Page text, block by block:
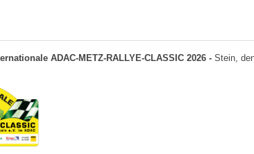
ADAC-METZ-RALLYE-CLASSIC 2026 - Stein,